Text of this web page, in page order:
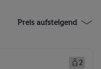
Preis aufsteigend
2